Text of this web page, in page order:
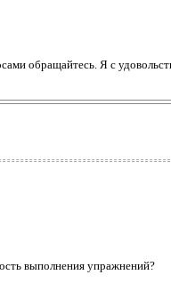
обращайтесь. Я с
выполнения упражнений?